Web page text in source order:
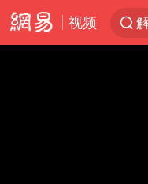
视频